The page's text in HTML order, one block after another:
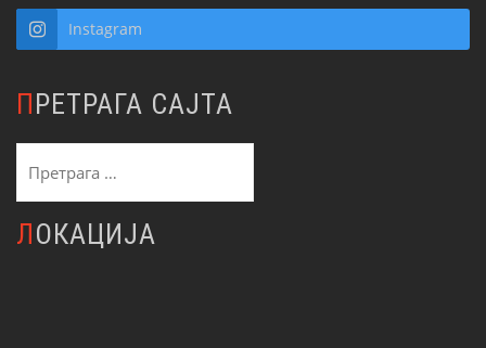
Instagram
ПРЕТРАГА САЈТА
за:
ЛОКАЦИЈА